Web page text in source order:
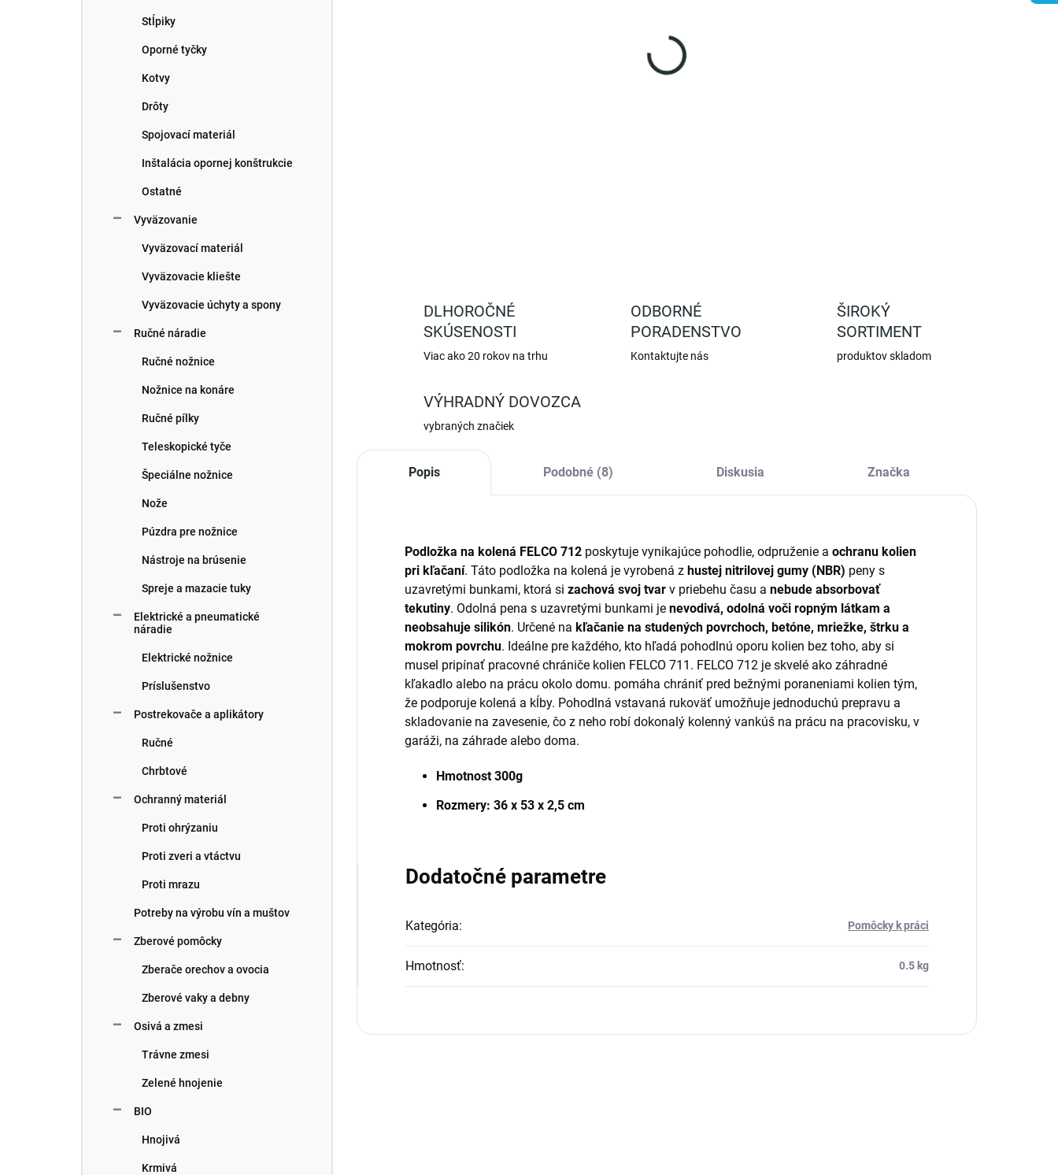
Stĺpiky
Oporné tyčky
Kotvy
Drôty
Spojovací materiál
Inštalácia opornej konštrukcie
Ostatné
Vyväzovanie
Vyväzovací materiál
Vyväzovacie kliešte
Vyväzovacie úchyty a spony
Ručné náradie
Ručné nožnice
Nožnice na konáre
Ručné pílky
Teleskopické tyče
Špeciálne nožnice
Nože
Púzdra pre nožnice
Nástroje na brúsenie
Spreje a mazacie tuky
Elektrické a pneumatické
náradie
Elektrické nožnice
Príslušenstvo
Postrekovače a aplikátory
Ručné
Chrbtové
Ochranný materiál
Proti ohrýzaniu
Proti zveri a vtáctvu
Proti mrazu
Potreby na výrobu vín a muštov
Zberové pomôcky
Zberače orechov a ovocia
Zberové vaky a debny
Osivá a zmesi
Trávne zmesi
Zelené hnojenie
BIO
Hnojivá
Krmivá
DLHOROČNÉ
SKÚSENOSTI
Viac ako 20 rokov na trhu
ODBORNÉ
PORADENSTVO
Kontaktujte nás
ŠIROKÝ
SORTIMENT
produktov skladom
VÝHRADNÝ DOVOZCA
vybraných značiek
Popis Podobné (8) Diskusia Značka
Podložka na kolená FELCO 712 poskytuje vynikajúce pohodlie, odpruženie a ochranu kolien
pri kľačaní. Táto podložka na kolená je vyrobená z hustej nitrilovej gumy (NBR) peny s
uzavretými bunkami, ktorá si zachová svoj tvar v priebehu času a nebude absorbovať
tekutiny. Odolná pena s uzavretými bunkami je nevodivá, odolná voči ropným látkam a
neobsahuje silikón. Určené na kľačanie na studených povrchoch, betóne, mriežke, štrku a
mokrom povrchu. Ideálne pre každého, kto hľadá pohodlnú oporu kolien bez toho, aby si
musel pripínať pracovné chrániče kolien FELCO 711. FELCO 712 je skvelé ako záhradné
kľakadlo alebo na prácu okolo domu. pomáha chrániť pred bežnými poraneniami kolien tým,
že podporuje kolená a kĺby. Pohodlná vstavaná rukoväť umožňuje jednoduchú prepravu a
skladovanie na zavesenie, čo z neho robí dokonalý kolenný vankúš na prácu na pracovisku, v
garáži, na záhrade alebo doma.
Hmotnost 300g
Rozmery: 36 x 53 x 2,5 cm
Dodatočné parametre
Kategória: Pomôcky k práci
Hmotnosť: 0.5 kg